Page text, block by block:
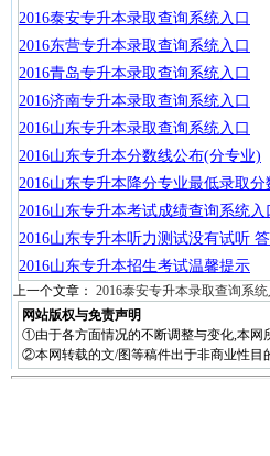
2016泰安专升本录取查询系统入口
2016东营专升本录取查询系统入口
2016青岛专升本录取查询系统入口
2016济南专升本录取查询系统入口
2016山东专升本录取查询系统入口
2016山东专升本分数线公布(分专业)
2016山东专升本降分专业最低录取分
2016山东专升本考试成绩查询系统入
2016山东专升本听力测试没有试听
2016山东专升本招生考试温馨提示
上一个文章： 2016泰安专升本录取查询系统
网站版权与免责声明
①由于各方面情况的不断调整与变化,本网
②本网转载的文/图等稿件出于非商业性目